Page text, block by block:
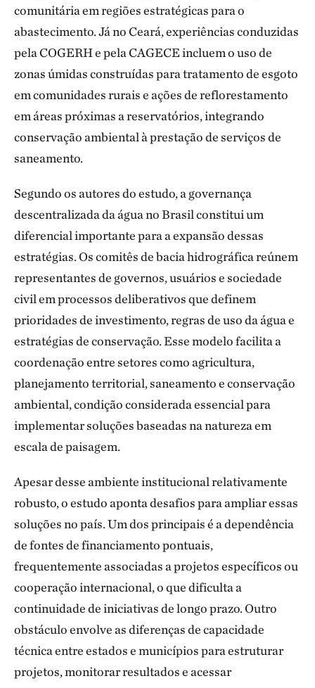
comunitária em regiões estratégicas para o
abastecimento. Já no Ceará, experiências conduzidas
pela COGERH e pela CAGECE incluem o uso de
zonas úmidas construídas para tratamento de esgoto
em comunidades rurais e ações de reflorestamento
em áreas próximas a reservatórios, integrando
conservação ambiental à prestação de serviços de
saneamento.
Segundo os autores do estudo, a governança
descentralizada da água no Brasil constitui um
diferencial importante para a expansão dessas
estratégias. Os comitês de bacia hidrográfica reúnem
representantes de governos, usuários e sociedade
civil em processos deliberativos que definem
prioridades de investimento, regras de uso da água e
estratégias de conservação. Esse modelo facilita a
coordenação entre setores como agricultura,
planejamento territorial, saneamento e conservação
ambiental, condição considerada essencial para
implementar soluções baseadas na natureza em
escala de paisagem.
Apesar desse ambiente institucional relativamente
robusto, o estudo aponta desafios para ampliar essas
soluções no país. Um dos principais é a dependência
de fontes de financiamento pontuais,
frequentemente associadas a projetos específicos ou
cooperação internacional, o que dificulta a
continuidade de iniciativas de longo prazo. Outro
obstáculo envolve as diferenças de capacidade
técnica entre estados e municípios para estruturar
projetos, monitorar resultados e acessar